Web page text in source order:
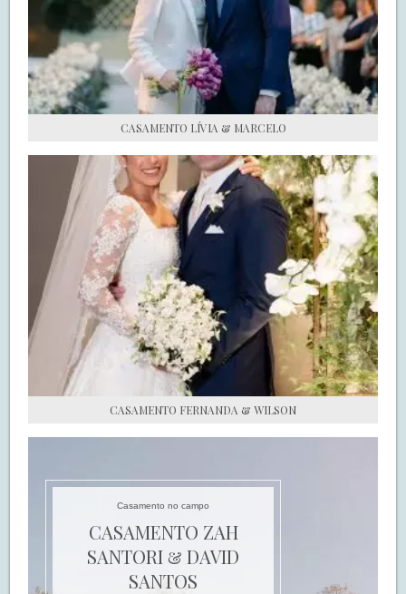
S.O.S CASADAS
FALE COM O SAY I DO
CASAMENTO LÍVIA & MARCELO
CASAMENTO FERNANDA & WILSON
Casamento no campo
CASAMENTO ZAH
SANTORI & DAVID
SANTOS